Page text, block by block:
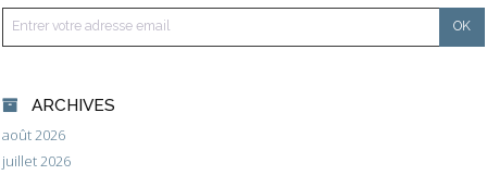
ARCHIVES
août 2026
juillet 2026